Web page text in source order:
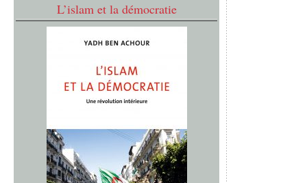
L’islam et la démocratie